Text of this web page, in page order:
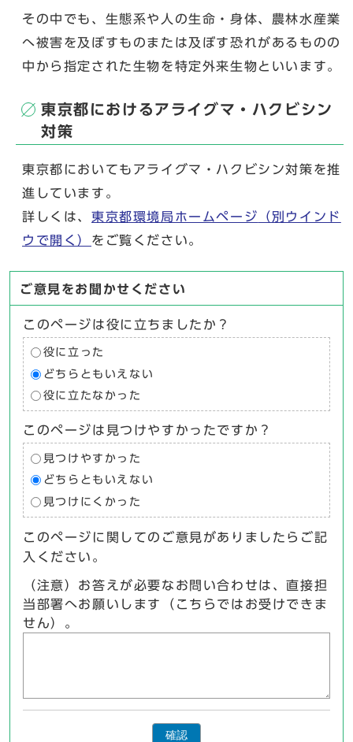
その中でも、生態系や人の生命・身体、農林水産業
へ被害を及ぼすものまたは及ぼす恐れがあるものの
中から指定された生物を特定外来生物といいます。
東京都におけるアライグマ・ハクビシン
対策
東京都においてもアライグマ・ハクビシン対策を推
進しています。
詳しくは、 東京都環境局ホームページ （別ウインド
ウで開く） をご覧ください。
ご意見をお聞かせください
このページは役に立ちましたか？
役に立った
どちらともいえない
役に立たなかった
このページは見つけやすかったですか？
見つけやすかった
どちらともいえない
見つけにくかった
このページに関してのご意見がありましたらご記
入ください。
（注意）お答えが必要なお問い合わせは、直接担
当部署へお願いします（こちらではお受けできま
せん）。
確認